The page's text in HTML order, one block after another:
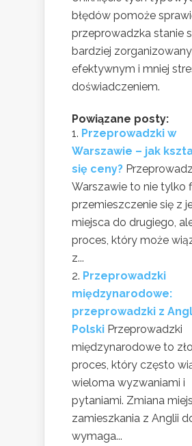
błędów pomoże
przeprowadzka stanie
bardziej
efektywnym i mniej
doświadczeniem.
Powiązane posty:
Przeprowadzki w
Warszawie – jak
się ceny?
Warszawie to nie tylko
przemieszczenie się z
miejsca do drugiego,
proces, który może
z...
Przeprowadzki
międzynarodowe:
przeprowadzki z
Polski Przeprowadzki
międzynarodowe to
proces, który często
wieloma wyzwaniami i
pytaniami. Zmiana
zamieszkania z Anglii
wymaga...